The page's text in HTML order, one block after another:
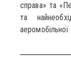
справа» та
та
аеромобільної